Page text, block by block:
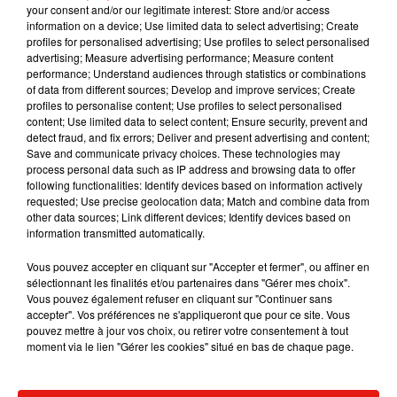
cause de l'épidémie de Covid-19.
Musique
5 août 2026
Benny Blanco invite Selena Gomez et
Becky G sur son nouveau single
4 août 2026
Tiny Desk invite Charlie Puth pour une
live session solaire
your consent and/or our legitimate interest: Store and/or access
information on a device; Use limited data to select advertising; Create
profiles for personalised advertising; Use profiles to select personalised
advertising; Measure advertising performance; Measure content
performance; Understand audiences through statistics or combinations
of data from different sources; Develop and improve services; Create
profiles to personalise content; Use profiles to select personalised
content; Use limited data to select content; Ensure security, prevent and
detect fraud, and fix errors; Deliver and present advertising and content;
Save and communicate privacy choices. These technologies may
process personal data such as IP address and browsing data to offer
following functionalities: Identify devices based on information actively
requested; Use precise geolocation data; Match and combine data from
other data sources; Link different devices; Identify devices based on
information transmitted automatically.
Vous pouvez accepter en cliquant sur "Accepter et fermer", ou affiner en
sélectionnant les finalités et/ou partenaires dans "Gérer mes choix".
Vous pouvez également refuser en cliquant sur "Continuer sans
accepter". Vos préférences ne s'appliqueront que pour ce site. Vous
pouvez mettre à jour vos choix, ou retirer votre consentement à tout
moment via le lien "Gérer les cookies" situé en bas de chaque page.